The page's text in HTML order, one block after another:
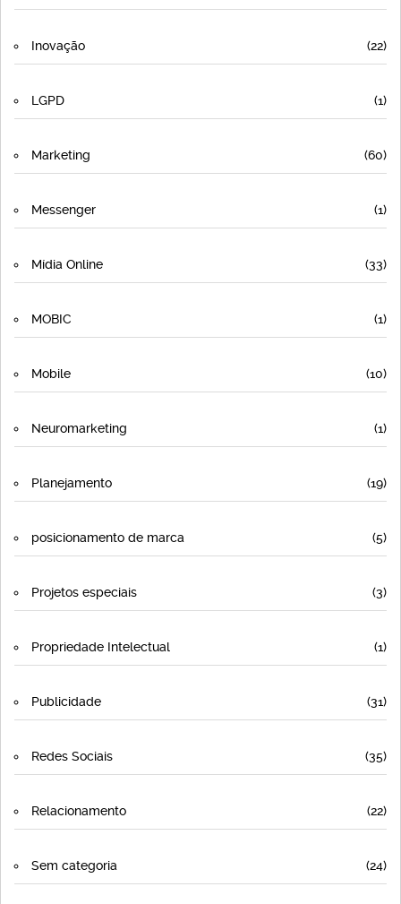
Inovação (22)
LGPD (1)
Marketing (60)
Messenger (1)
Mídia Online (33)
MOBIC (1)
Mobile (10)
Neuromarketing (1)
Planejamento (19)
posicionamento de marca (5)
Projetos especiais (3)
Propriedade Intelectual (1)
Publicidade (31)
Redes Sociais (35)
Relacionamento (22)
Sem categoria (24)